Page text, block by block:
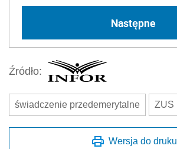
Następne
Źródło:
świadczenie przedemerytalne ZUS
Wersja do druku